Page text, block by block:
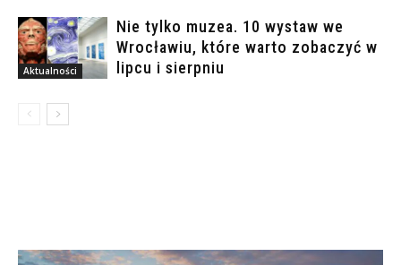
Aktualności
Nie tylko muzea. 10 wystaw we
Wrocławiu, które warto zobaczyć w
lipcu i sierpniu